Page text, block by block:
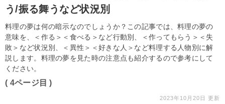
う/振る舞うなど状況別
料理の夢は何の暗示なのでしょうか？この記事では、料理の夢の
意味を、＜作る＞＜食べる＞など行動別、＜作ってもらう＞＜失
敗＞など状況別、＜異性＞＜好きな人＞など料理する人物別に解
説します。料理の夢を見た時の注意点も紹介するので参考にして
ください。
( 4ページ目 )
2023年10月20日 更新